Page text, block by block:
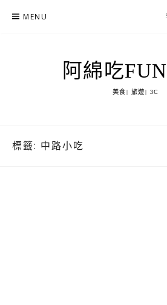
MENU
阿綿吃
美食| 旅遊| 3C
標籤: 中路小吃